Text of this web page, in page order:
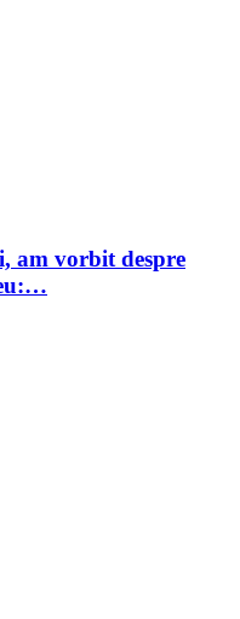
am vorbit despre